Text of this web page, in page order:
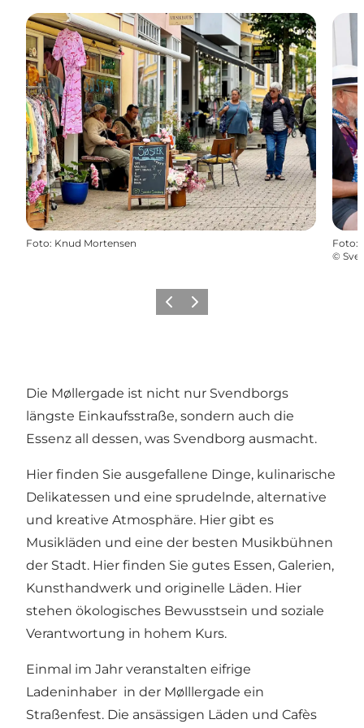
Foto: Knud Mortensen Foto:
©
Vorherige Folie
Nächste Folie
Die Møllergade ist nicht nur Svendborgs
längste Einkaufsstraße, sondern auch die
Essenz all dessen, was Svendborg ausmacht.
Hier finden Sie ausgefallene Dinge, kulinarische
Delikatessen und eine sprudelnde, alternative
und kreative Atmosphäre. Hier gibt es
Musikläden und eine der besten Musikbühnen
der Stadt. Hier finden Sie gutes Essen, Galerien,
Kunsthandwerk und originelle Läden. Hier
stehen ökologisches Bewusstsein und soziale
Verantwortung in hohem Kurs.
Einmal im Jahr veranstalten eifrige
Ladeninhaber in der Mølllergade ein
Straßenfest. Die ansässigen Läden und Cafès